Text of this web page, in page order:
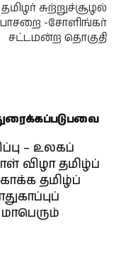
சுற்றுச்சூழல்
பாசறை -சோளிங்கர்
சட்டமன்ற தொகுதி
– உலகப்
விழா தமிழ்ப்
தமிழ்ப்